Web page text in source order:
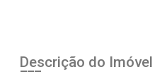
Descrição do Imóvel